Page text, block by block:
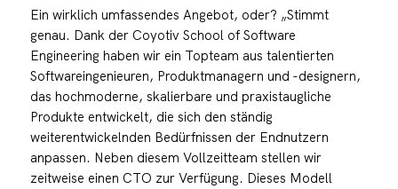
Ein wirklich umfassendes Angebot, oder? „Stimmt
genau. Dank der Coyotiv School of Software
Engineering haben wir ein Topteam aus talentierten
Softwareingenieuren, Produktmanagern und -designern,
das hochmoderne, skalierbare und praxistaugliche
Produkte entwickelt, die sich den ständig
weiterentwickelnden Bedürfnissen der Endnutzern
anpassen. Neben diesem Vollzeitteam stellen wir
zeitweise einen CTO zur Verfügung. Dieses Modell